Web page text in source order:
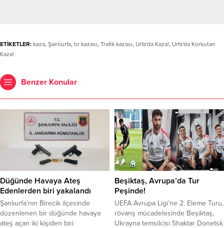
ETİKETLER: kaza, Şanlıurfa, tır kazası, Trafik kazası, Urfa'da Kaza!, Urfa'da Korkutan
Kaza!
Benzer Konular
Düğünde Havaya Ateş
Edenlerden biri yakalandı
Şanlıurfa’nın Birecik ilçesinde
düzenlenen bir düğünde havaya
ateş açan iki kişiden biri
Beşiktaş, Avrupa’da Tur
Peşinde!
UEFA Avrupa Ligi’ne 2. Eleme Turu,
rövanş mücadelesinde Beşiktaş,
Ukrayna temsilcisi Shaktar Donetsk